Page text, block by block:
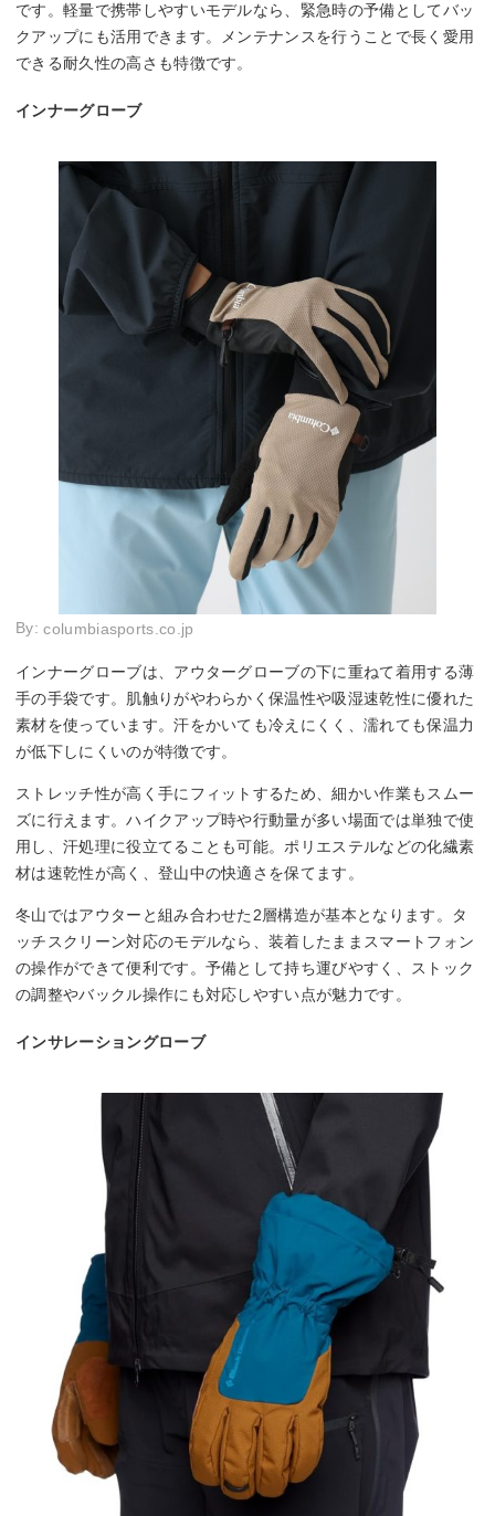
です。軽量で携帯しやすいモデルなら、緊急時の予備としてバッ
クアップにも活用できます。メンテナンスを行うことで長く愛用
できる耐久性の高さも特徴です。
インナーグローブ
By:columbiasports.co.jp
インナーグローブは、アウターグローブの下に重ねて着用する薄
手の手袋です。肌触りがやわらかく保温性や吸湿速乾性に優れた
素材を使っています。汗をかいても冷えにくく、濡れても保温力
が低下しにくいのが特徴です。
ストレッチ性が高く手にフィットするため、細かい作業もスムー
ズに行えます。ハイクアップ時や行動量が多い場面では単独で使
用し、汗処理に役立てることも可能。ポリエステルなどの化繊素
材は速乾性が高く、登山中の快適さを保てます。
冬山ではアウターと組み合わせた2層構造が基本となります。タ
ッチスクリーン対応のモデルなら、装着したままスマートフォン
の操作ができて便利です。予備として持ち運びやすく、ストック
の調整やバックル操作にも対応しやすい点が魅力です。
インサレーショングローブ